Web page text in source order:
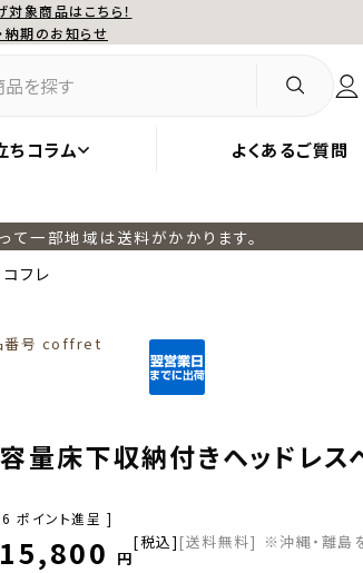
対象商品はこちら！
期のお知らせ
て一部地域は送料がかかります。
フレ
番号 coffret
量床下収納付きヘッドレス
ポイント進呈 ]
15,800 税込 [送料無料] ※沖縄・離島